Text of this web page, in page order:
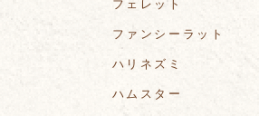
フェレット
ファンシーラット
ハリネズミ
ハムスター